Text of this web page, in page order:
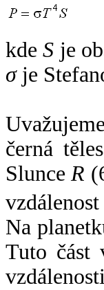
kdeS je
σje
černá
SlunceR
Na
Tuto část